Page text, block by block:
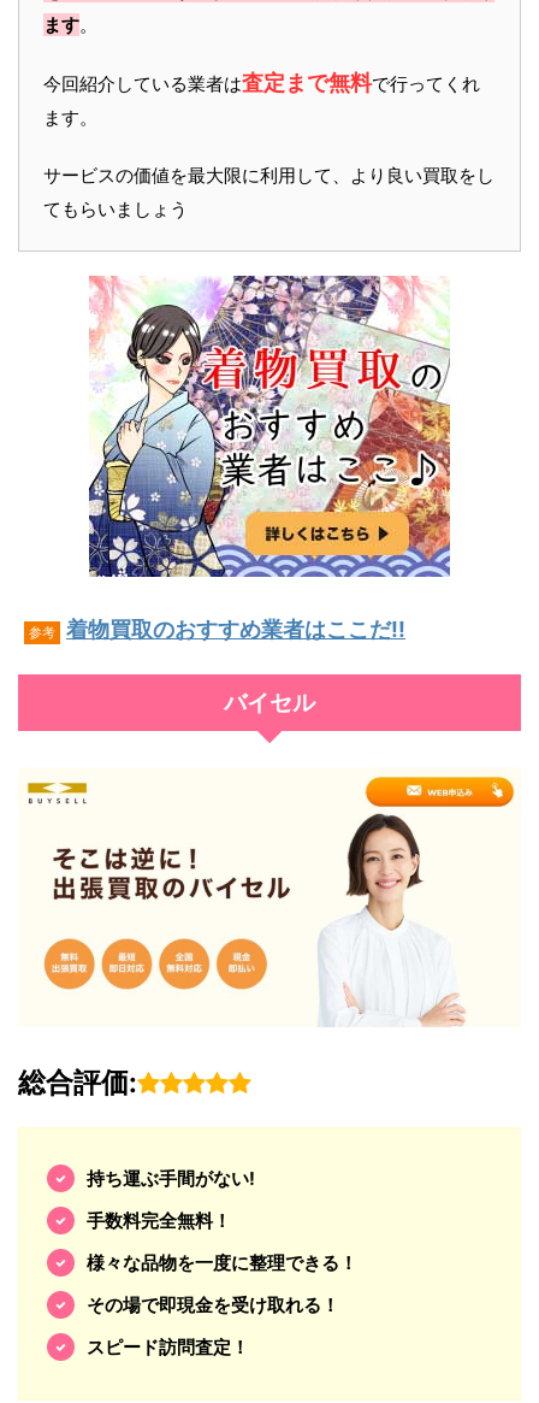
ます。
今回紹介している業者は査定まで無料で行ってくれ
ます。
サービスの価値を最大限に利用して、より良い買取をし
てもらいましょう
参考 着物買取のおすすめ業者はここだ!!
バイセル
総合評価:
持ち運ぶ手間がない!
手数料完全無料！
様々な品物を一度に整理できる！
その場で即現金を受け取れる！
スピード訪問査定！